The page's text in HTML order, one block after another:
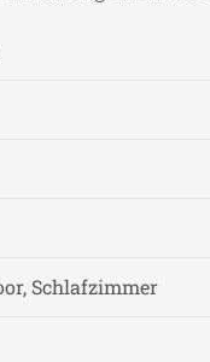
Schlafzimmer